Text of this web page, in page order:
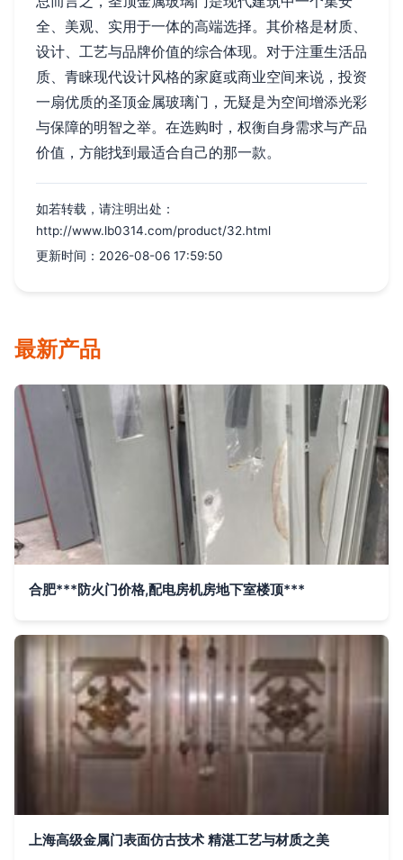
全、美观、实用于一体的高端选择。其价格是材质、
设计、工艺与品牌价值的综合体现。对于注重生活品
质、青睐现代设计风格的家庭或商业空间来说，投资
一扇优质的圣顶金属玻璃门，无疑是为空间增添光彩
与保障的明智之举。在选购时，权衡自身需求与产品
价值，方能找到最适合自己的那一款。
如若转载，请注明出处：
http://www.lb0314.com/product/32.html
更新时间：2026-08-06 17:59:50
最新产品
合肥***防火门价格,配电房机房地下室楼顶***
上海高级金属门表面仿古技术 精湛工艺与材质之美